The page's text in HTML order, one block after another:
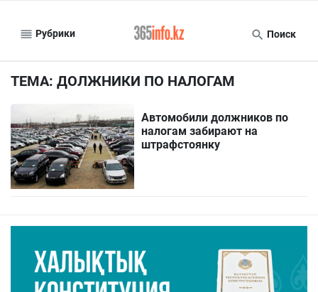
Рубрики Поиск
ТЕМА: ДОЛЖНИКИ ПО НАЛОГАМ
Автомобили должников по
налогам забирают на
штрафстоянку